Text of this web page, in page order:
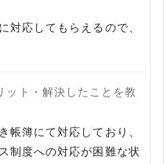
対応してもらえるので、
ット・解決したことを教
簿にて対応しており、
制度への対応が困難な状